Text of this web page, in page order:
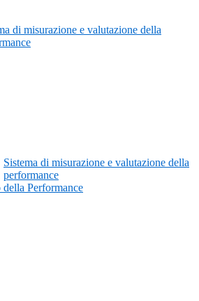
di misurazione e valutazione della
Sistema di misurazione e valutazione della
performance
della Performance